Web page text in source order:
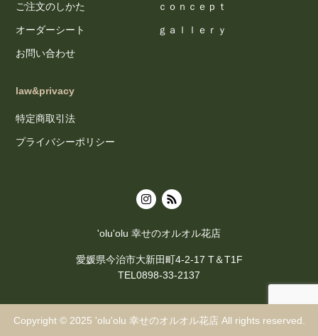
ご注文のしかた
オーダーシート
お問い合わせ
ｃｏｎｃｅｐｔ
ｇａｌｌｅｒｙ
law&privacy
特定商取引法
プライバシーポリシー
'olu'olu 幸せのオルオル花店
愛媛県今治市大新田町4-2-17 T＆T1F
TEL0898-33-2137
Copyright © 2025 'olu'olu 幸せのオルオル花店 All rights reserved.